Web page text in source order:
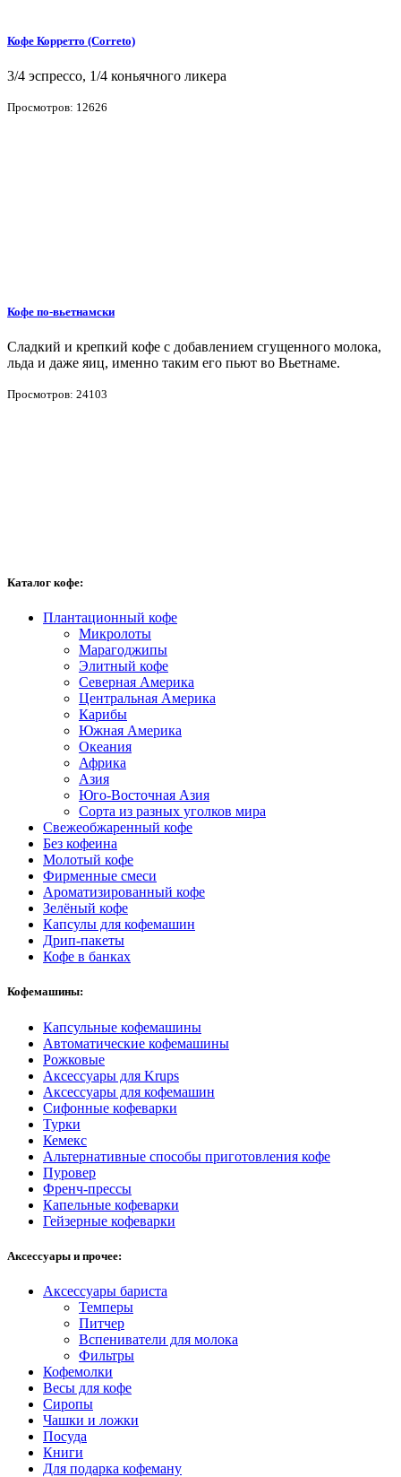
Кофе Корретто (Correto)
3/4 эспрессо, 1/4 коньячного ликера
Просмотров: 12626
Кофе по-вьетнамски
Сладкий и крепкий кофе с добавлением сгущенного молока,
льда и даже яиц, именно таким его пьют во Вьетнаме.
Просмотров: 24103
Каталог кофе:
Плантационный кофе
Микролоты
Марагоджипы
Элитный кофе
Северная Америка
Центральная Америка
Карибы
Южная Америка
Океания
Африка
Азия
Юго-Восточная Азия
Сорта из разных уголков мира
Свежеобжаренный кофе
Без кофеина
Молотый кофе
Фирменные смеси
Ароматизированный кофе
Зелёный кофе
Капсулы для кофемашин
Дрип-пакеты
Кофе в банках
Кофемашины:
Капсульные кофемашины
Автоматические кофемашины
Рожковые
Аксессуары для Krups
Аксессуары для кофемашин
Сифонные кофеварки
Турки
Кемекс
Альтернативные способы приготовления кофе
Пуровер
Френч-прессы
Капельные кофеварки
Гейзерные кофеварки
Аксессуары и прочее:
Аксессуары бариста
Темперы
Питчер
Вспениватели для молока
Фильтры
Кофемолки
Весы для кофе
Сиропы
Чашки и ложки
Посуда
Книги
Для подарка кофеману